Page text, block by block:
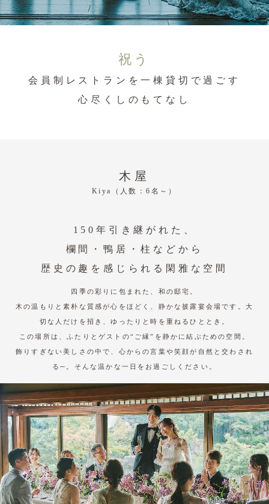
祝う
会員制レストランを一棟貸切で過ごす
心尽くしのもてなし
木屋
Kiya（人数：6名～）
150年引き継がれた、
欄間・鴨居・柱などから
歴史の趣を感じられる閑雅な空間
四季の彩りに包まれた、和の邸宅。
木の温もりと素朴な質感が心をほどく、静かな披露宴会場です。 大
切な人だけを招き、ゆったりと時を重ねるひととき。
この場所は、ふたりとゲストの“ご縁”を静かに結ぶための空間。
飾りすぎない美しさの中で、心からの言葉や笑顔が自然と交わされ
る─。 そんな温かな一日をお過ごしください。